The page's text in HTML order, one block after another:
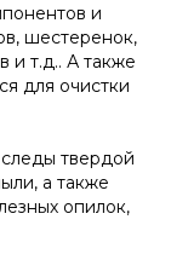
и
шестеренок,
и т.д.. А также
для очистки
твердой
а также
опилок,